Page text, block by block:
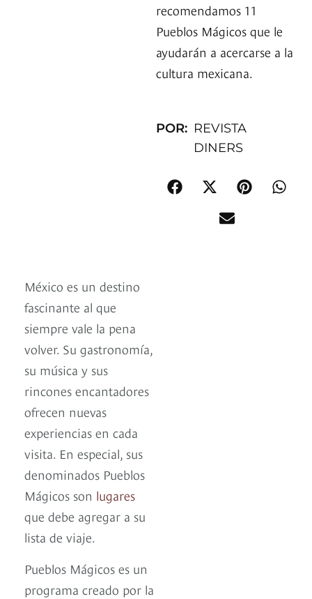
recomendamos 11
Pueblos Mágicos que le
ayudarán a acercarse a la
cultura mexicana.
POR: REVISTA
DINERS
México es un destino
fascinante al que
siempre vale la pena
volver. Su gastronomía,
su música y sus
rincones encantadores
ofrecen nuevas
experiencias en cada
visita. En especial, sus
denominados Pueblos
Mágicos son lugares
que debe agregar a su
lista de viaje.
Pueblos Mágicos es un
programa creado por la